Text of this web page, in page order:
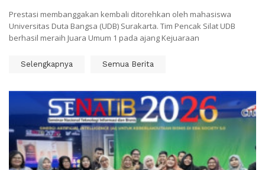
Cup Sukoharjo 2026
Prestasi membanggakan kembali ditorehkan oleh mahasiswa
Universitas Duta Bangsa (UDB) Surakarta. Tim Pencak Silat UDB
berhasil meraih Juara Umum 1 pada ajang Kejuaraan
Selengkapnya Semua Berita